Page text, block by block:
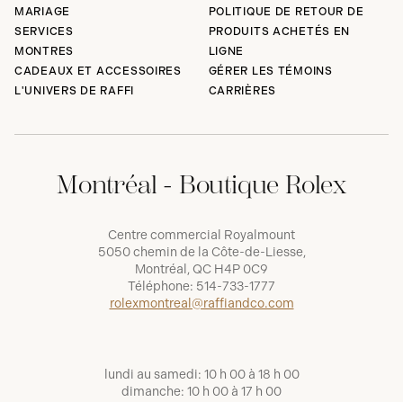
MARIAGE
SERVICES
MONTRES
CADEAUX ET ACCESSOIRES
L'UNIVERS DE RAFFI
POLITIQUE DE RETOUR DE
PRODUITS ACHETÉS EN
LIGNE
GÉRER LES TÉMOINS
CARRIÈRES
Montréal - Boutique Rolex
Centre commercial Royalmount
5050 chemin de la Côte-de-Liesse,
Montréal, QC H4P 0C9
Téléphone: 514-733-1777
rolexmontreal@raffiandco.com
lundi au samedi: 10 h 00 à 18 h 00
dimanche: 10 h 00 à 17 h 00